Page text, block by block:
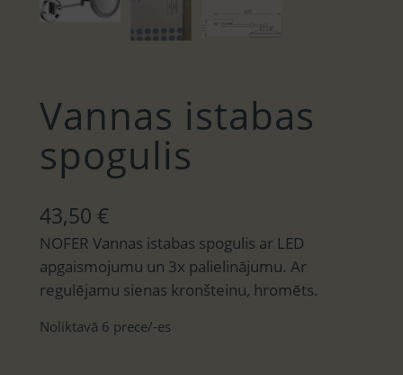
Vannas istabas
spogulis
43,50 €
NOFER Vannas istabas spogulis ar LED
apgaismojumu un 3x palielinājumu. Ar
regulējamu sienas kronšteinu, hromēts.
Noliktavā 6 prece/-es